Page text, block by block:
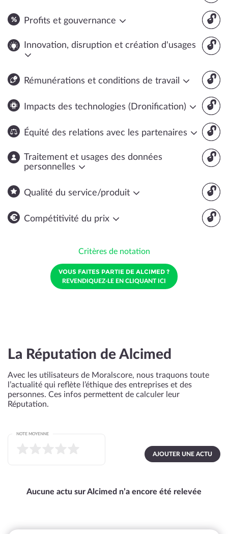
🔓
Profits et gouvernance
🔓
Innovation, disruption et création d'usages
🔓
Rémunérations et conditions de travail
🔓
Impacts des technologies (Dronification)
🔓
Équité des relations avec les partenaires
🔓
Traitement et usages des données
personnelles
🔓
Qualité du service/produit
🔓
Compétitivité du prix
Critères de notation
VOUS FAITES PARTIE DE ALCIMED ?
REVENDIQUEZ-LE EN CLIQUANT ICI
La Réputation de Alcimed
Avec les utilisateurs de Moralscore, nous traquons toute
l’actualité qui reflète l’éthique des entreprises et des
personnes. Ces infos permettent de calculer leur
Réputation.
AJOUTER UNE ACTU
NOTE MOYENNE
Aucune actu sur Alcimed n’a encore été relevée